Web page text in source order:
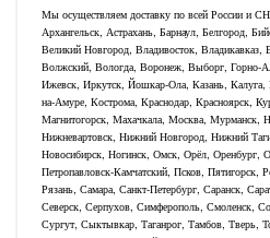
Мы осуществляем доставку по всей России и
Архангельск, Астрахань, Барнаул, Белгород,
Великий Новгород, Владивосток, Владикавказ,
Волжский, Вологда, Воронеж, Выборг, Горно-
Ижевск, Иркутск, Йошкар-Ола, Казань,
на-Амуре, Кострома, Краснодар, Красноярск,
Магнитогорск, Махачкала, Москва, Мурманск,
Нижневартовск, Нижний Новгород, Нижний
Новосибирск, Ногинск, Омск, Орёл, Оренбург,
Петропавловск-Камчатский, Псков, Пятигорск,
Рязань, Самара, Санкт-Петербург, Саранск,
Северск, Серпухов, Симферополь, Смоленск,
Сургут, Сыктывкар, Таганрог, Тамбов, Тверь,